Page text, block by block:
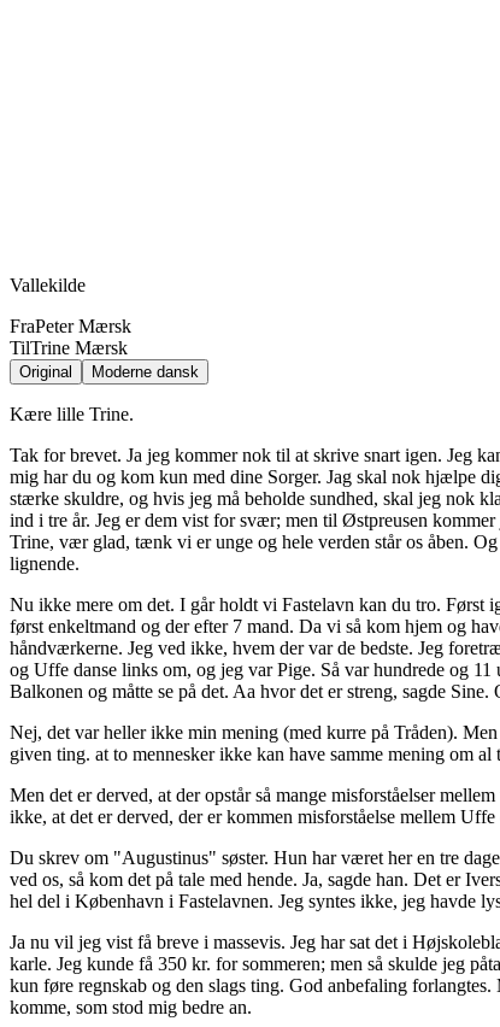
Vallekilde
FraPeter Mærsk
TilTrine Mærsk
Original Moderne dansk
Kære lille Trine.
Tak for brevet. Ja jeg kommer nok til at skrive snart igen. Jeg
mig har du og kom kun med dine Sorger. Jag skal nok hjælpe
stærke skuldre, og hvis jeg må beholde sundhed, skal jeg nok
ind i tre år. Jeg er dem vist for svær; men til Østpreusen
Trine, vær glad, tænk vi er unge og hele verden står os åben.
lignende.
Nu ikke mere om det. I går holdt vi Fastelavn kan du tro. Først
først enkeltmand og der efter 7 mand. Da vi så kom hjem og
håndværkerne. Jeg ved ikke, hvem der var de bedste. Jeg
og Uffe danse links om, og jeg var Pige. Så var hundrede og
Balkonen og måtte se på det. Aa hvor det er streng, sagde Sine.
Nej, det var heller ikke min mening (med kurre på Tråden).
given ting. at to mennesker ikke kan have samme mening om
Men det er derved, at der opstår så mange misforståelser
ikke, at det er derved, der er kommen misforståelse mellem
Du skrev om "Augustinus" søster. Hun har været her en tre
ved os, så kom det på tale med hende. Ja, sagde han. Det er
hel del i København i Fastelavnen. Jeg syntes ikke, jeg havde
Ja nu vil jeg vist få breve i massevis. Jeg har sat det i
karle. Jeg kunde få 350 kr. for sommeren; men så skulde jeg
kun føre regnskab og den slags ting. God anbefaling
komme, som stod mig bedre an.